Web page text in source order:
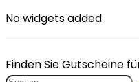
No widgets added
Finden Sie Gutscheine